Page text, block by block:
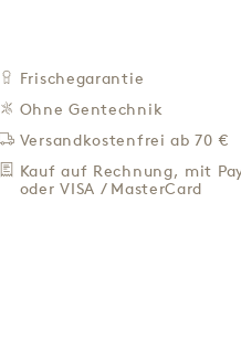
HERKUNFT
PRODUKTDETAILS
* Finaler Preis kann aufgrund von
Frischegarantie
Ohne Gentechnik
Versandkostenfrei ab 70 €
Kauf auf Rechnung, mit
oder VISA / MasterCard